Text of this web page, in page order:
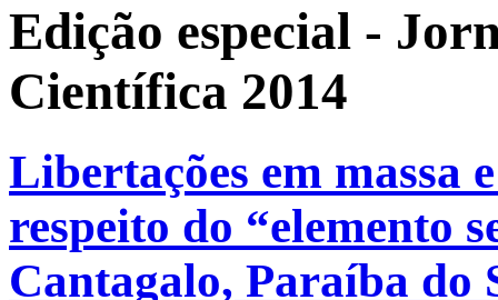
Edição especial -
Científica 2014
Libertações em massa
respeito do “elemento
Cantagalo, Paraíba do